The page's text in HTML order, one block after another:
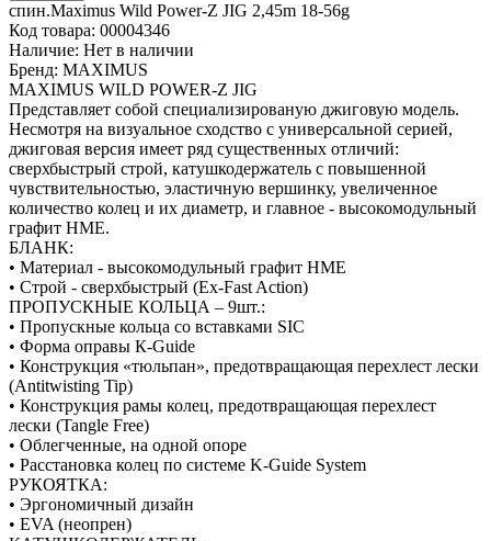
спин.Maximus Wild Power-Z JIG 2,45m 18-56g
Код товара: 00004346
Наличие: Нет в наличии
Бренд: MAXIMUS
MAXIMUS WILD POWER-Z JIG
Представляет собой специализированую джиговую модель.
Несмотря на визуальное сходство с универсальной серией,
джиговая версия имеет ряд существенных отличий:
сверхбыстрый строй, катушкодержатель с повышенной
чувствительностью, эластичную вершинку, увеличенное
количество колец и их диаметр, и главное - высокомодульный
графит HME.
БЛАНК:
• Материал - высокомодульный графит HME
• Строй - сверхбыстрый (Ex-Fast Action)
ПРОПУСКНЫЕ КОЛЬЦА – 9шт.:
• Пропускные кольца со вставками SIC
• Форма оправы К-Guide
• Конструкция «тюльпан», предотвращающая перехлест лески
(Antitwisting Tip)
• Конструкция рамы колец, предотвращающая перехлест
лески (Tangle Free)
• Облегченные, на одной опоре
• Расстановка колец по системе K-Guide System
РУКОЯТКА:
• Эргономичный дизайн
• EVA (неопрен)